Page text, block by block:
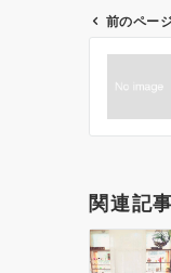
シ
ョ
ン
前のペー
関連記事